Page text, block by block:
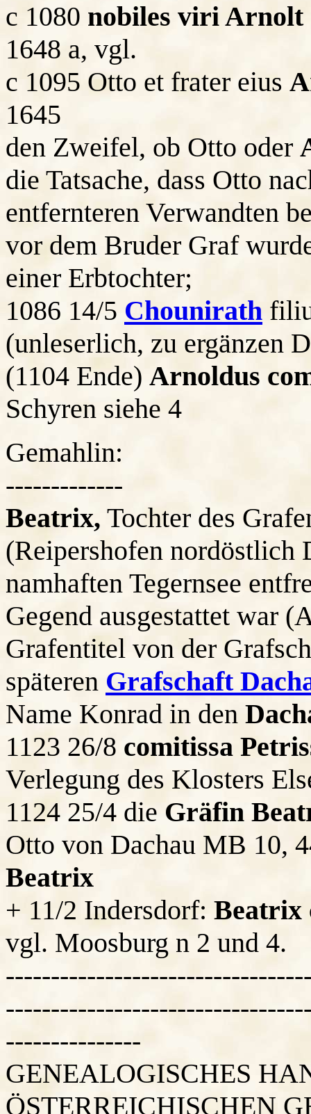
c 1080 nobiles viri Arnolt
1648 a, vgl.
c 1095 Otto et frater eius
1645
den Zweifel, ob Otto oder
die Tatsache, dass Otto
entfernteren Verwandten
vor dem Bruder Graf
einer Erbtochter;
1086 14/5 Chounirath
(unleserlich, zu ergänzen
(1104 Ende) Arnoldus
Schyren siehe 4
Gemahlin:
-------------
Beatrix, Tochter des
(Reipershofen nordöstlich
namhaften Tegernsee
Gegend ausgestattet war
Grafentitel von der
späteren Grafschaft
Name Konrad in den
1123 26/8 comitissa
Verlegung des Klosters
1124 25/4 die Gräfin
Otto von Dachau MB 10,
Beatrix
+ 11/2 Indersdorf: Beatrix
vgl. Moosburg n 2 und 4.
---------------
GENEALOGISCHES
ÖSTERREICHISCHEN